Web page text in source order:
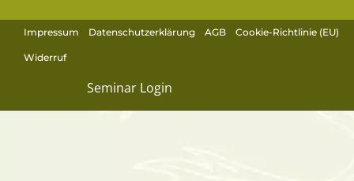
Impressum Datenschutzerklärung AGB Cookie-Richtlinie (EU)
Widerruf
Seminar Login